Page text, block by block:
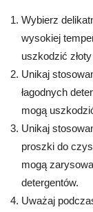
Wybierz
wysokiej
uszkodzić
Unikaj
łagodnych
mogą
Unikaj
proszki do
mogą
detergentów.
Uważaj